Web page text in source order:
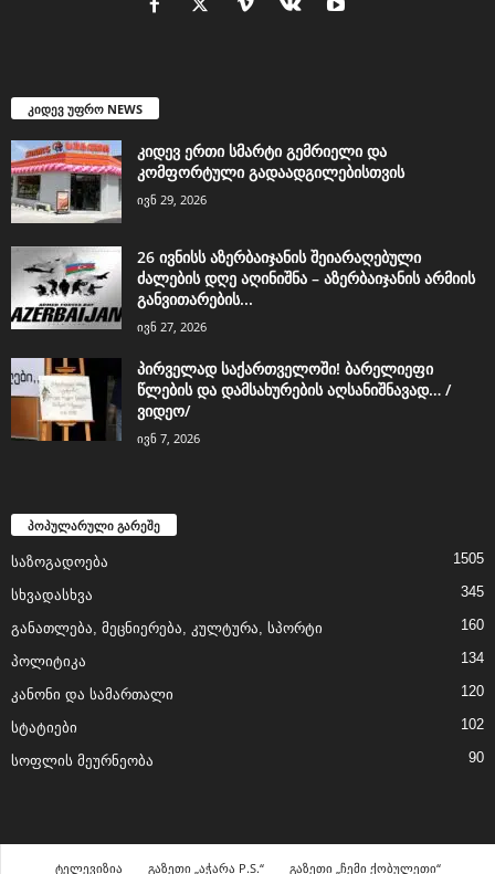
კიდევ უფრო NEWS
კიდევ ერთი სმარტი გემრიელი და
კომფორტული გადაადგილებისთვის
ივნ 29, 2026
26 ივნისს აზერბაიჯანის შეიარაღებული
ძალების დღე აღინიშნა – აზერბაიჯანის არმიის
განვითარების...
ივნ 27, 2026
პირველად საქართველოში! ბარელიეფი
წლების და დამსახურების აღსანიშნავად… /
ვიდეო/
ივნ 7, 2026
პოპულარული გარეშე
საზოგადოება 1505
სხვადასხვა 345
განათლება, მეცნიერება, კულტურა, სპორტი 160
პოლიტიკა 134
კანონი და სამართალი 120
სტატიები 102
სოფლის მეურნეობა 90
ტელევიზია გაზეთი „აჭარა P.S.“ გაზეთი „ჩემი ქობულეთი“